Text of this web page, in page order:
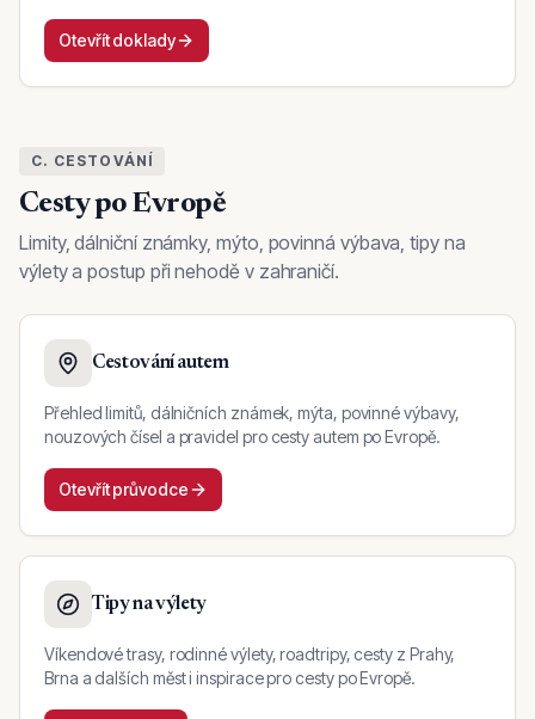
Otevřít doklady
C. CESTOVÁNÍ
Cesty po Evropě
Limity, dálniční známky, mýto, povinná výbava, tipy na
výlety a postup při nehodě v zahraničí.
Cestování autem
Přehled limitů, dálničních známek, mýta, povinné výbavy,
nouzových čísel a pravidel pro cesty autem po Evropě.
Otevřít průvodce
Tipy na výlety
Víkendové trasy, rodinné výlety, roadtripy, cesty z Prahy,
Brna a dalších měst i inspirace pro cesty po Evropě.